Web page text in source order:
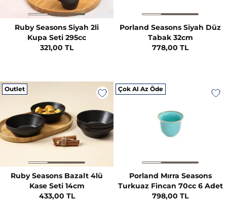
Ruby Seasons Siyah 2li
Kupa Seti 295cc
321,00 TL
Porland Seasons Siyah Düz
Tabak 32cm
778,00 TL
Outlet
Ruby Seasons Bazalt 4lü
Kase Seti 14cm
433,00 TL
Çok Al Az Öde
Porland Mırra Seasons
Turkuaz Fincan 70cc 6 Adet
798,00 TL